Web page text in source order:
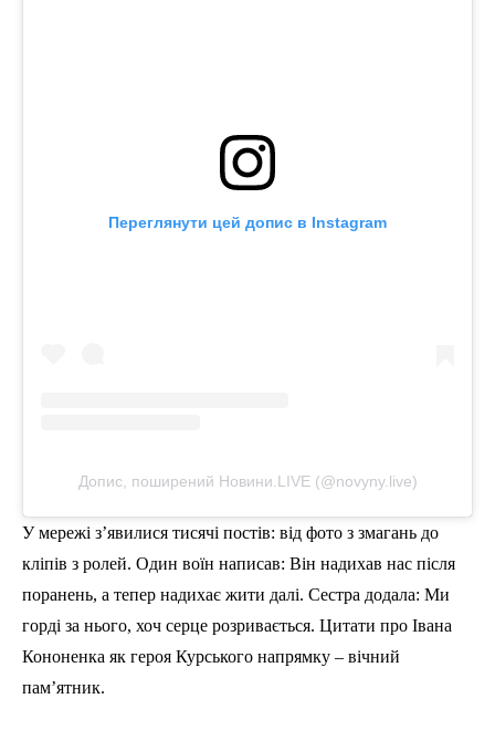
Переглянути цей допис в Instagram
Допис, поширений Новини.LIVE (@novyny.live)
У мережі з’явилися тисячі постів: від фото з змагань до
кліпів з ролей. Один воїн написав: Він надихав нас після
поранень, а тепер надихає жити далі. Сестра додала: Ми
горді за нього, хоч серце розривається. Цитати про Івана
Кононенка як героя Курського напрямку – вічний
пам’ятник.